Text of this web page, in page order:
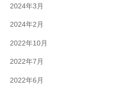
2024年3月
2024年2月
2022年10月
2022年7月
2022年6月